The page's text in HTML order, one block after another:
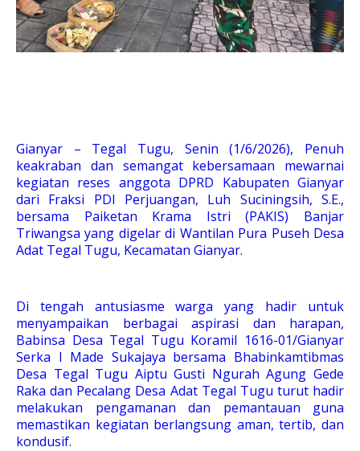
Gianyar – Tegal Tugu, Senin (1/6/2026), Penuh
keakraban dan semangat kebersamaan mewarnai
kegiatan reses anggota DPRD Kabupaten Gianyar
dari Fraksi PDI Perjuangan, Luh Suciningsih, S.E.,
bersama Paiketan Krama Istri (PAKIS) Banjar
Triwangsa yang digelar di Wantilan Pura Puseh Desa
Adat Tegal Tugu, Kecamatan Gianyar.
Di tengah antusiasme warga yang hadir untuk
menyampaikan berbagai aspirasi dan harapan,
Babinsa Desa Tegal Tugu Koramil 1616-01/Gianyar
Serka I Made Sukajaya bersama Bhabinkamtibmas
Desa Tegal Tugu Aiptu Gusti Ngurah Agung Gede
Raka dan Pecalang Desa Adat Tegal Tugu turut hadir
melakukan pengamanan dan pemantauan guna
memastikan kegiatan berlangsung aman, tertib, dan
kondusif.